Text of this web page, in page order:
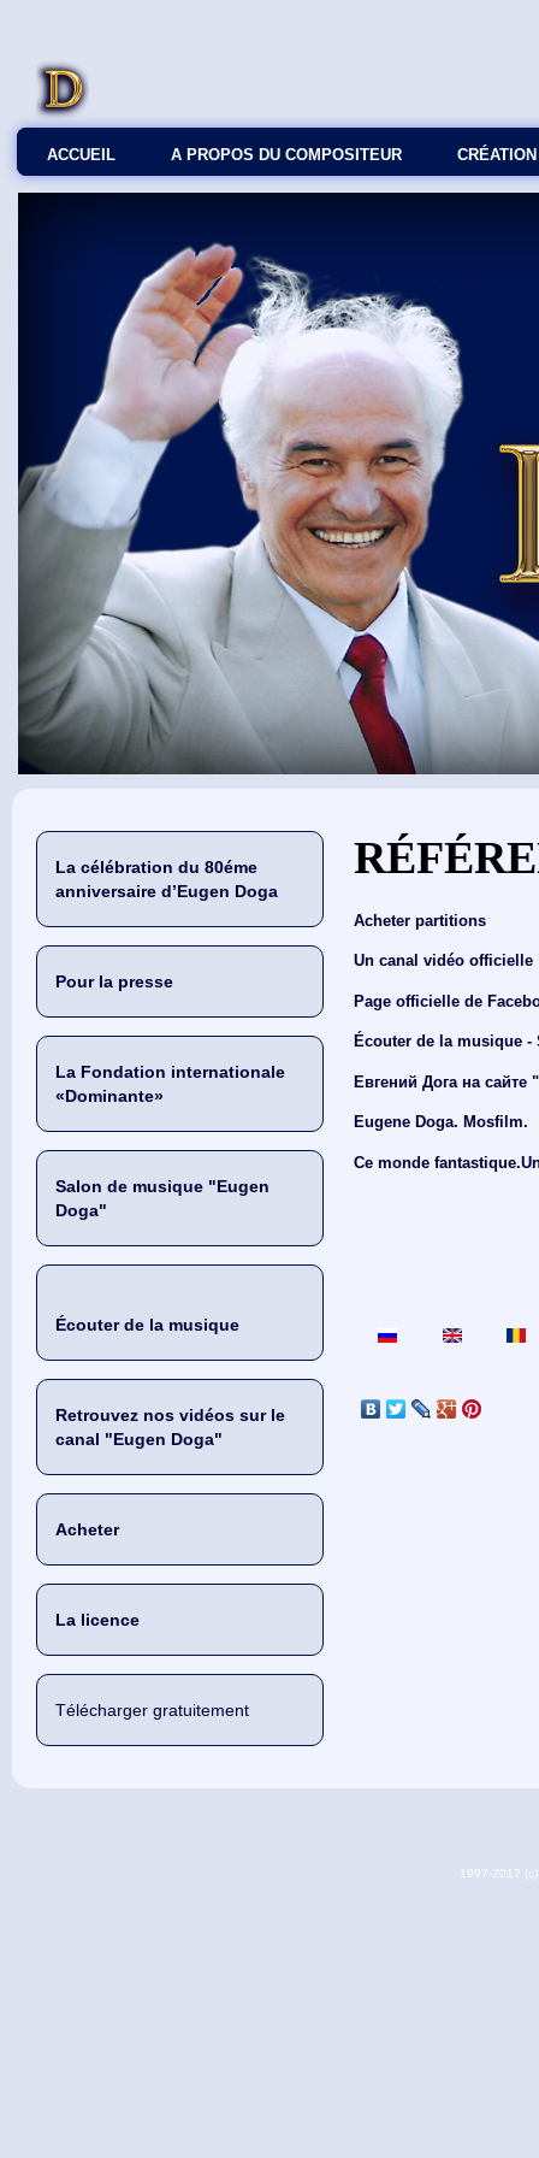
ACCUEIL A PROPOS DU COMPOSITEUR СRÉATION
La célébration du 80éme
anniversaire d’Eugen Doga
Pour la presse
La Fondation internationale
«Dominante»
Salon de musique "Eugen
Doga"
Écouter de la musique
Retrouvez nos vidéos sur le
canal "Eugen Doga"
Acheter
La licence
Télécharger gratuitement
Vous êtes ici
Acheter partitions
Un canal vidéo officielle
Page officielle de
Écouter de la musique -
Евгений Дога на
Eugene Doga. Mosfilm.
Ce monde
1997-2017